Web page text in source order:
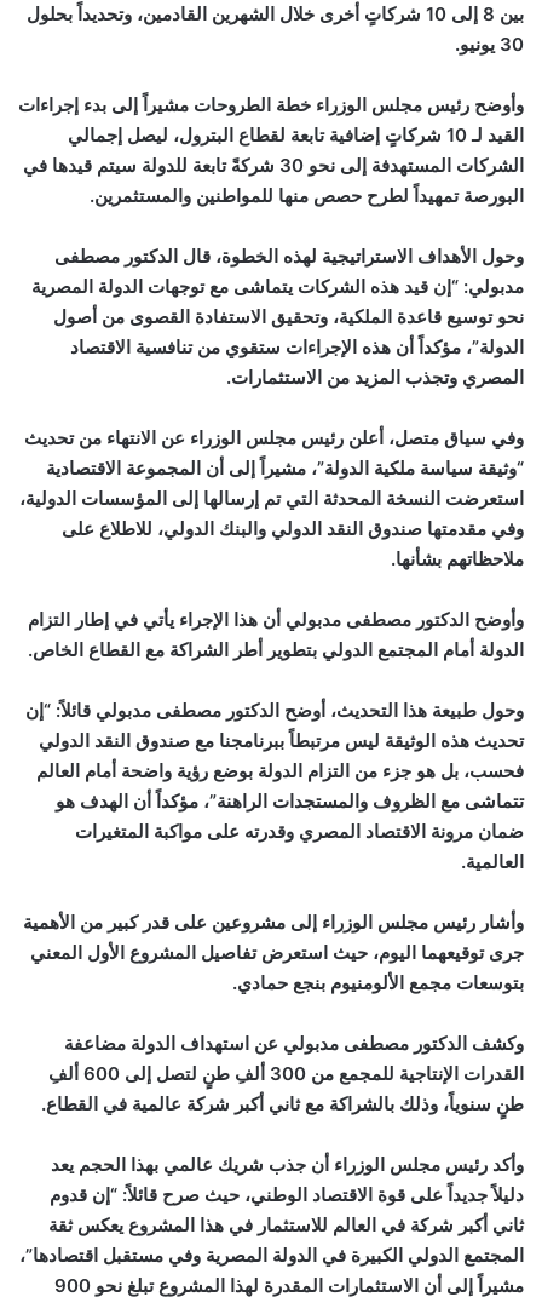
بين 8 إلى 10 شركاتٍ أخرى خلال الشهرين القادمين، وتحديداً بحلول
30 يونيو.
وأوضح رئيس مجلس الوزراء خطة الطروحات مشيراً إلى بدء إجراءات
القيد لـ 10 شركاتٍ إضافية تابعة لقطاع البترول، ليصل إجمالي
الشركات المستهدفة إلى نحو 30 شركةً تابعة للدولة سيتم قيدها في
البورصة تمهيداً لطرح حصص منها للمواطنين والمستثمرين.
وحول الأهداف الاستراتيجية لهذه الخطوة، قال الدكتور مصطفى
مدبولي: “إن قيد هذه الشركات يتماشى مع توجهات الدولة المصرية
نحو توسيع قاعدة الملكية، وتحقيق الاستفادة القصوى من أصول
الدولة”، مؤكداً أن هذه الإجراءات ستقوي من تنافسية الاقتصاد
المصري وتجذب المزيد من الاستثمارات.
وفي سياق متصل، أعلن رئيس مجلس الوزراء عن الانتهاء من تحديث
“وثيقة سياسة ملكية الدولة”، مشيراً إلى أن المجموعة الاقتصادية
استعرضت النسخة المحدثة التي تم إرسالها إلى المؤسسات الدولية،
وفي مقدمتها صندوق النقد الدولي والبنك الدولي، للاطلاع على
ملاحظاتهم بشأنها.
وأوضح الدكتور مصطفى مدبولي أن هذا الإجراء يأتي في إطار التزام
الدولة أمام المجتمع الدولي بتطوير أطر الشراكة مع القطاع الخاص.
وحول طبيعة هذا التحديث، أوضح الدكتور مصطفى مدبولي قائلاً: “إن
تحديث هذه الوثيقة ليس مرتبطاً ببرنامجنا مع صندوق النقد الدولي
فحسب، بل هو جزء من التزام الدولة بوضع رؤية واضحة أمام العالم
تتماشى مع الظروف والمستجدات الراهنة”، مؤكداً أن الهدف هو
ضمان مرونة الاقتصاد المصري وقدرته على مواكبة المتغيرات
العالمية.
وأشار رئيس مجلس الوزراء إلى مشروعين على قدر كبير من الأهمية
جرى توقيعهما اليوم، حيث استعرض تفاصيل المشروع الأول المعني
بتوسعات مجمع الألومنيوم بنجع حمادي.
وكشف الدكتور مصطفى مدبولي عن استهداف الدولة مضاعفة
القدرات الإنتاجية للمجمع من 300 ألفِ طنٍ لتصل إلى 600 ألفِ
طنٍ سنوياً، وذلك بالشراكة مع ثاني أكبر شركة عالمية في القطاع.
وأكد رئيس مجلس الوزراء أن جذب شريك عالمي بهذا الحجم يعد
دليلاً جديداً على قوة الاقتصاد الوطني، حيث صرح قائلاً: “إن قدوم
ثاني أكبر شركة في العالم للاستثمار في هذا المشروع يعكس ثقة
المجتمع الدولي الكبيرة في الدولة المصرية وفي مستقبل اقتصادها”،
مشيراً إلى أن الاستثمارات المقدرة لهذا المشروع تبلغ نحو 900